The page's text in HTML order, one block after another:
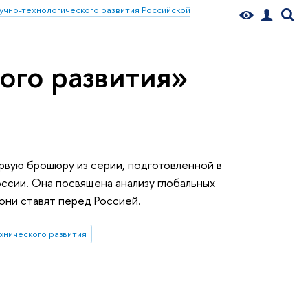
технологического развития Российской
развития»
брошюру из серии, подготовленной в
Она посвящена анализу глобальных
ставят перед Россией.
развития